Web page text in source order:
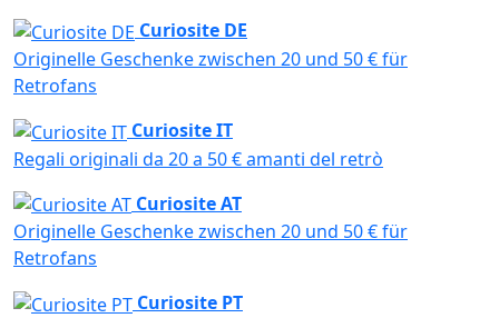
Curiosite DE
Originelle Geschenke zwischen 20 und 50 € für
Retrofans
Curiosite IT
Regali originali da 20 a 50 € amanti del retrò
Curiosite AT
Originelle Geschenke zwischen 20 und 50 € für
Retrofans
Curiosite PT